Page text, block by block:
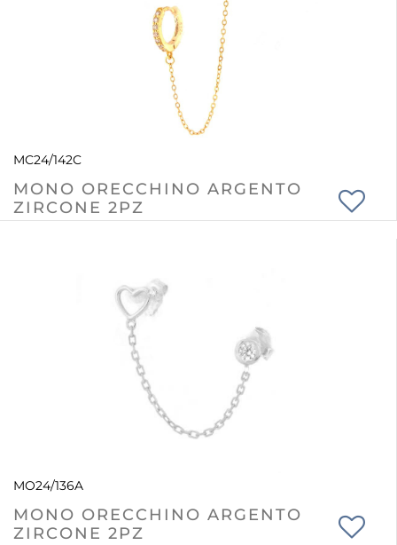
MC24/142C
MONO ORECCHINO ARGENTO
ZIRCONE 2PZ
MO24/136A
MONO ORECCHINO ARGENTO
ZIRCONE 2PZ